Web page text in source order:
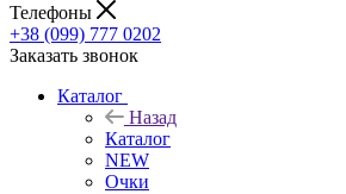
Телефоны
+38 (099) 777 0202
Заказать звонок
Каталог
Назад
Каталог
NEW
Очки